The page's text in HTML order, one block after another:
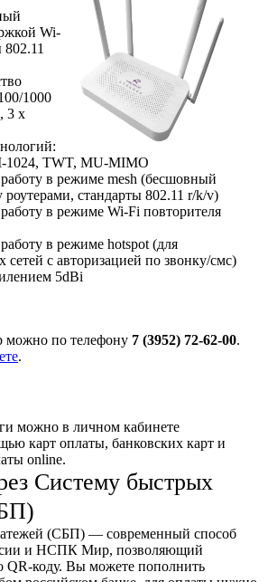
Wi-
802.11
1000
3 x
TWT, MU-MIMO
в режиме mesh (бесшовный
стандарты 802.11 r/k/v)
в режиме Wi-Fi повторителя
в режиме hotspot (для
с авторизацией по звонку/смс)
5dBi
можно по телефону 7 (3952) 72-62-00.
.
можно в личном кабинете
карт оплаты, банковских карт и
online.
Систему быстрых
(СБП) — современный способ
и НСПК Мир, позволяющий
QR-коду. Вы можете пополнить